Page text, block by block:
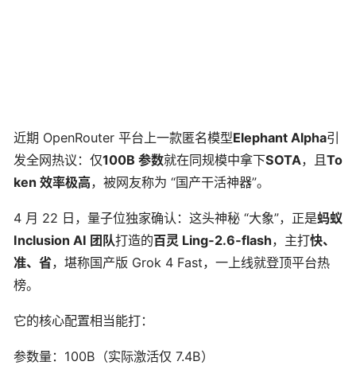
近期 OpenRouter 平台上一款匿名模型Elephant Alpha引
发全网热议：仅100B 参数就在同规模中拿下SOTA，且To
ken 效率极高，被网友称为 “国产干活神器”。
4 月 22 日，量子位独家确认：这头神秘 “大象”，正是蚂蚁
Inclusion AI 团队打造的百灵 Ling‑2.6‑flash，主打快、
准、省，堪称国产版 Grok 4 Fast，一上线就登顶平台热
榜。
它的核心配置相当能打：
参数量：100B（实际激活仅 7.4B）